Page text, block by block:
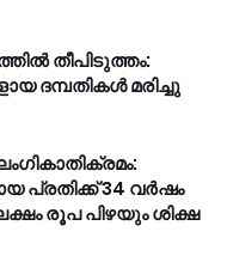
തീപിടുത്തം:
ദമ്പതികൾ മരിച്ചു
പ്രതിക്ക് 34 വര്‍ഷം
രൂപ പിഴയും ശിക്ഷ